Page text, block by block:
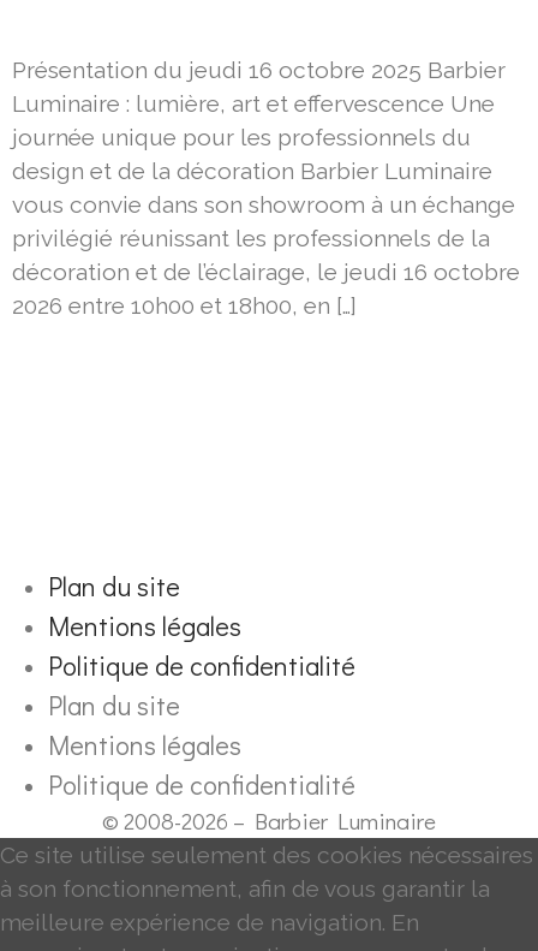
Présentation du jeudi 16 octobre 2025 Barbier
Luminaire : lumière, art et effervescence Une
journée unique pour les professionnels du
design et de la décoration Barbier Luminaire
vous convie dans son showroom à un échange
privilégié réunissant les professionnels de la
décoration et de l’éclairage, le jeudi 16 octobre
2026 entre 10h00 et 18h00, en […]
Plan du site
Mentions légales
Politique de confidentialité
Plan du site
Mentions légales
Politique de confidentialité
© 2008-2026 – Barbier Luminaire
Ce site utilise seulement des cookies nécessaires
à son fonctionnement, afin de vous garantir la
meilleure expérience de navigation. En